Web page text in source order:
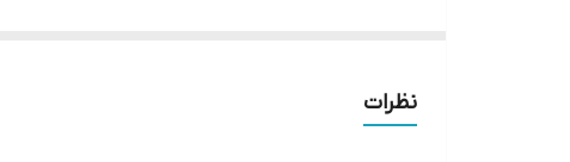
هارد اکسترنال برابر با 5400 دور بر دقیقه است.
نظرات